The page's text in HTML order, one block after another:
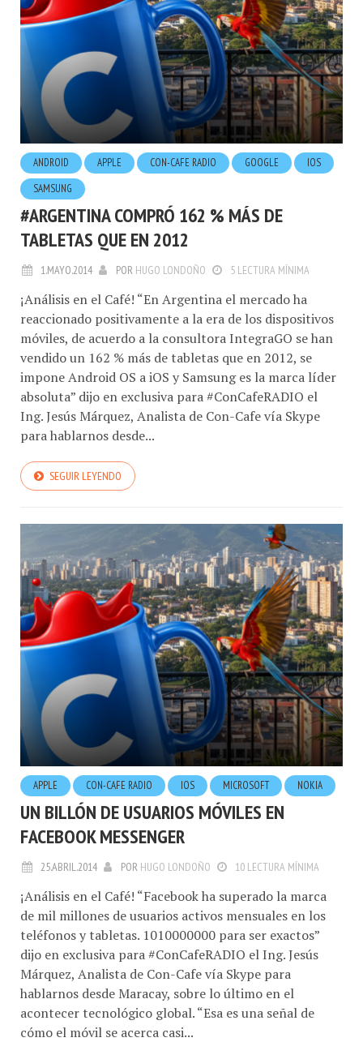
ANDROID APPLE CON-CAFE RADIO GOOGLE
IOS
SAMSUNG
#ARGENTINA COMPRÓ 162 % MÁS DE
TABLETAS QUE EN 2012
1.MAYO.2014 POR HUGO LONDOÑO 5 LECTURA MÍNIMA
¡Análisis en el Café! “En Argentina el mercado ha
reaccionado positivamente a la era de los dispositivos
móviles, de acuerdo a la consultora IntegraGO se han
vendido un 162 % más de tabletas que en 2012, se
impone Android OS a iOS y Samsung es la marca líder
absoluta” dijo en exclusiva para #ConCafeRADIO el
Ing. Jesús Márquez, Analista de Con-Cafe vía Skype
para hablarnos desde...
SEGUIR LEYENDO
APPLE CON-CAFE RADIO IOS MICROSOFT NOKIA
UN BILLÓN DE USUARIOS MÓVILES EN
FACEBOOK MESSENGER
25.ABRIL.2014 POR HUGO LONDOÑO 10 LECTURA MÍNIMA
¡Análisis en el Café! “Facebook ha superado la marca
de mil millones de usuarios activos mensuales en los
teléfonos y tabletas. 1010000000 para ser exactos”
dijo en exclusiva para #ConCafeRADIO el Ing. Jesús
Márquez, Analista de Con-Cafe vía Skype para
hablarnos desde Maracay, sobre lo último en el
acontecer tecnológico global. “Esa es una señal de
cómo el móvil se acerca casi...